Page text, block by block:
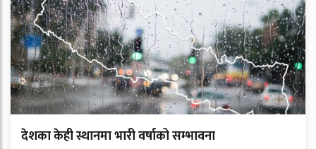
देशका केही स्थानमा भारी वर्षाको सम्भावना